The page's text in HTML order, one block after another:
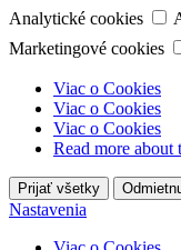
Analytické cookies
Marketingové cookies
Viac o Cookies
Viac o Cookies
Viac o Cookies
Read more about
Prijať všetky
Nastavenia